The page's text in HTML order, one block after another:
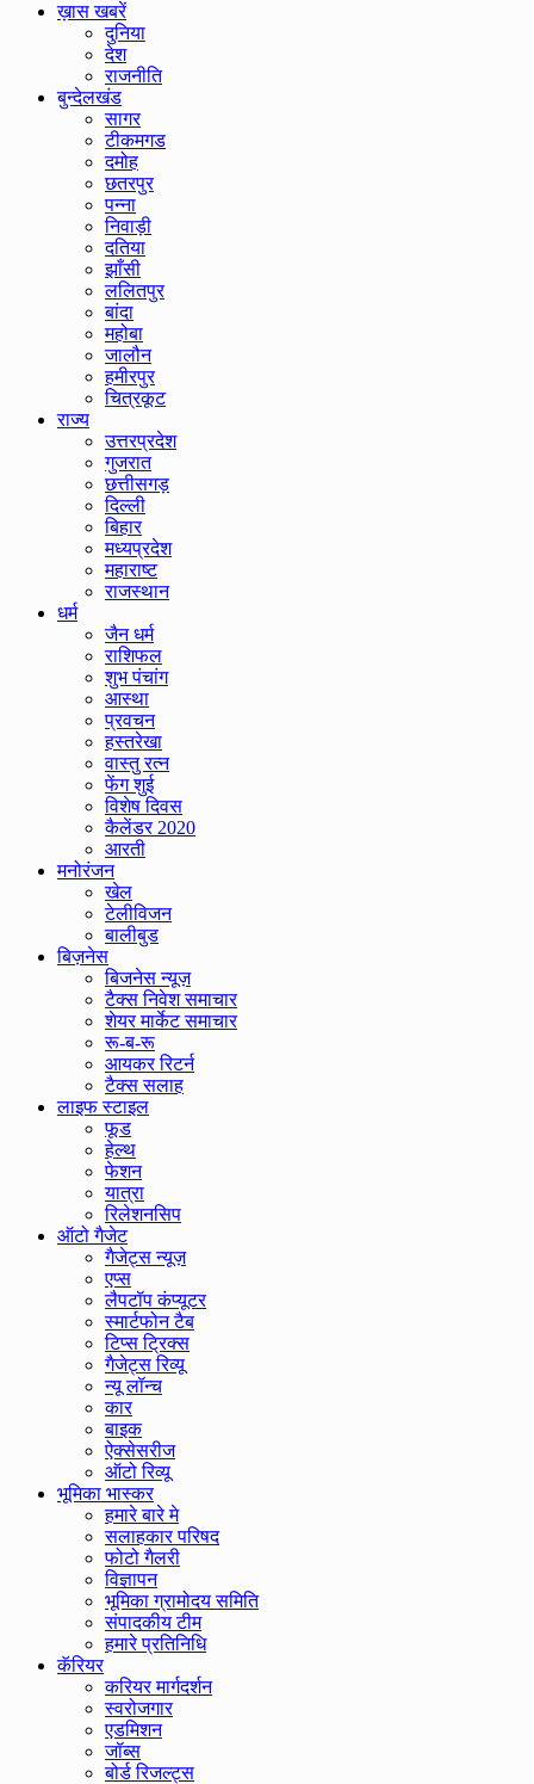
ख़ास खबरें
दुनिया
देश
राजनीति
बुन्देलखंड
सागर
टीकमगड
दमोह
छतरपुर
पन्ना
निवाड़ी
दतिया
झाँसी
ललितपुर
बांदा
महोबा
जालौन
हमीरपुर
चित्रकूट
राज्य
उत्तरप्रदेश
गुजरात
छत्तीसगड़
दिल्ली
बिहार
मध्यप्रदेश
महाराष्ट
राजस्थान
धर्म
जैन धर्म
राशिफल
शुभ पंचांग
आस्था
प्रवचन
हस्तरेखा
वास्तु रत्न
फेंग शुई
विशेष दिवस
कैलेंडर 2020
आरती
मनोरंजन
खेल
टेलीविजन
बालीबुड
बिज़नेस
बिजनेस न्यूज़
टैक्स निवेश समाचार
शेयर मार्केट समाचार
रू-ब-रू
आयकर रिटर्न
टैक्स सलाह
लाइफ स्टाइल
फूड
हेल्थ
फेशन
यात्रा
रिलेशनसिप
ऑटो गैजेट
गैजेट्स न्यूज़
एप्स
लैपटॉप कंप्यूटर
स्मार्टफोन टैब
टिप्स ट्रिक्स
गैजेट्स रिव्यू
न्यू लॉन्च
कार
बाइक
ऐक्सेसरीज
ऑटो रिव्यू
भूमिका भास्कर
हमारे बारे मे
सलाहकार परिषद
फोटो गैलरी
विज्ञापन
भूमिका ग्रामोदय समिति
संपादकीय टीम
हमारे प्रतिनिधि
कॅरियर
करियर मार्गदर्शन
स्वरोजगार
एडमिशन
जॉब्स
बोर्ड रिजल्ट्स